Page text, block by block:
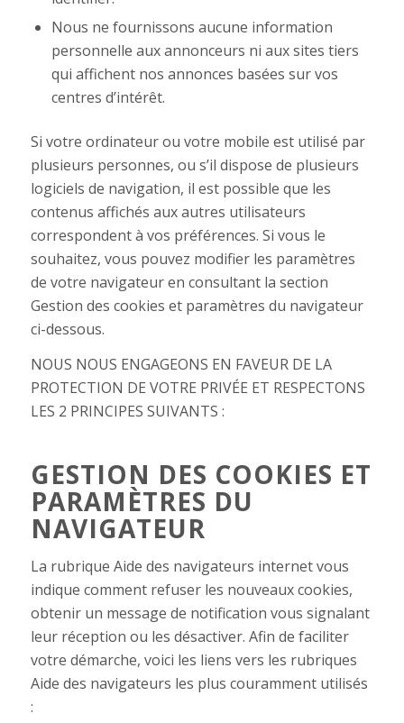
Nous ne fournissons aucune information
personnelle aux annonceurs ni aux sites tiers
qui affichent nos annonces basées sur vos
centres d’intérêt.
Si votre ordinateur ou votre mobile est utilisé par
plusieurs personnes, ou s’il dispose de plusieurs
logiciels de navigation, il est possible que les
contenus affichés aux autres utilisateurs
correspondent à vos préférences. Si vous le
souhaitez, vous pouvez modifier les paramètres
de votre navigateur en consultant la section
Gestion des cookies et paramètres du navigateur
ci-dessous.
NOUS NOUS ENGAGEONS EN FAVEUR DE LA
PROTECTION DE VOTRE PRIVÉE ET RESPECTONS
LES 2 PRINCIPES SUIVANTS :
GESTION DES COOKIES ET
PARAMÈTRES DU
NAVIGATEUR
La rubrique Aide des navigateurs internet vous
indique comment refuser les nouveaux cookies,
obtenir un message de notification vous signalant
leur réception ou les désactiver. Afin de faciliter
votre démarche, voici les liens vers les rubriques
Aide des navigateurs les plus couramment utilisés
: